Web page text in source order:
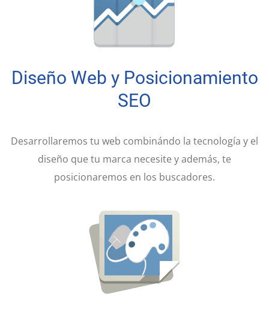
Diseño Web y Posicionamiento
SEO
Desarrollaremos tu web combinándo la tecnología y el
diseño que tu marca necesite y además, te
posicionaremos en los buscadores.